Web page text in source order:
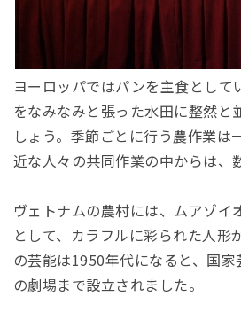
ヨーロッパではパンを主食とし
をなみなみと張った水田に整然
しょう。季節ごとに行う農作業
近な人々の共同作業の中からは、
ヴェトナムの農村には、ムアゾ
として、カラフルに彩られた人
の芸能は1950年代になると、国
の劇場まで設立されました。